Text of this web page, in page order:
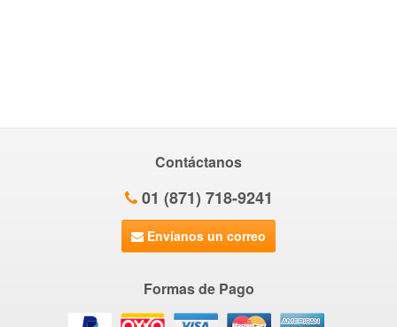
Contáctanos
01 (871) 718-9241
Envíanos un correo
Formas de Pago